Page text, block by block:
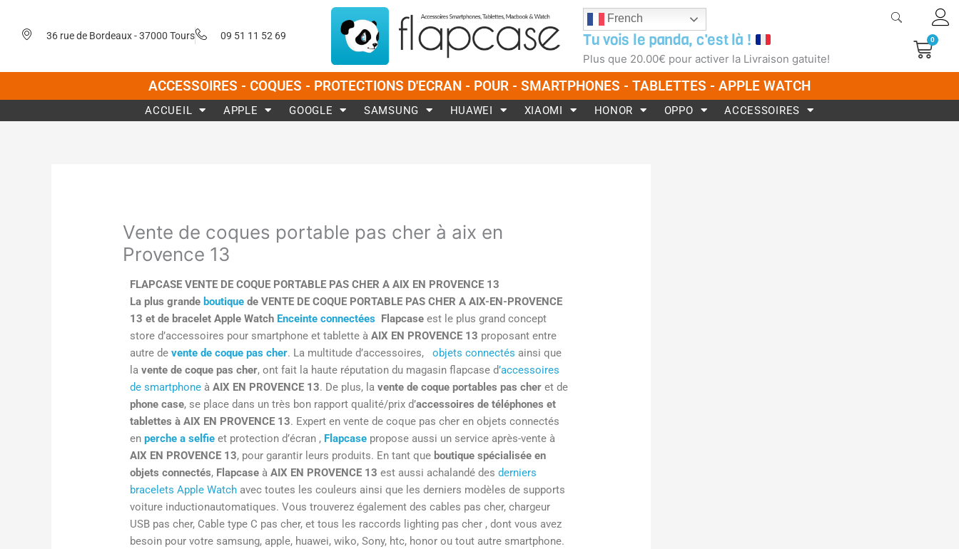
contenu
36 rue de Bordeaux - 37000 Tours 09 51 11 52 69
French
Tu vois le panda, c'est là !
Plus que 20.00€ pour activer la Livraison gatuite!
0
ACCESSOIRES - COQUES - PROTECTIONS D'ECRAN - POUR - SMARTPHONES - TABLETTES - APPLE WATCH
ACCUEIL APPLE GOOGLE SAMSUNG HUAWEI XIAOMI HONOR OPPO ACCESSOIRES
Vente de coques portable pas cher à aix en
Provence 13
FLAPCASE VENTE DE COQUE PORTABLE PAS CHER A AIX EN PROVENCE 13
La plus grande boutique de VENTE DE COQUE PORTABLE PAS CHER A AIX-EN-PROVENCE
13 et de bracelet Apple Watch Enceinte connectées Flapcase est le plus grand concept
store d’accessoires pour smartphone et tablette àAIX EN PROVENCE 13 proposant entre
autre devente de coque pas cher. La multitude d’accessoires,objets connectés ainsi que
lavente de coque pas cher, ont fait la haute réputation du magasin flapcase d’accessoires
de smartphone àAIX EN PROVENCE 13. De plus, lavente de coque portables pas cher et de
phone case, se place dans un très bon rapport qualité/prix d’accessoires de téléphones et
tablettes à AIX EN PROVENCE 13. Expert en vente de coque pas cher en objets connectés
enperche a selfie et protection d’écran , Flapcase propose aussi un service après-vente à
AIX EN PROVENCE 13, pour garantir leurs produits. En tant que boutique spécialisée en
objets connectés, Flapcase àAIX EN PROVENCE 13 est aussi achalandé desderniers
bracelets Apple Watch avec toutes les couleurs ainsi que les derniers modèles de supports
voiture inductionautomatiques. Vous trouverez également des cables pas cher, chargeur
USB pas cher, Cable type C pas cher, et tous les raccords lighting pas cher , dont vous avez
besoin pour votre samsung, apple, huawei, wiko, Sony, htc, honor ou tout autre smartphone.